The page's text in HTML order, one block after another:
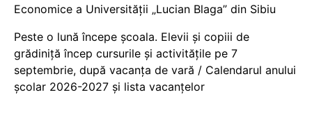
Economice a Universității „Lucian Blaga” din Sibiu
Peste o lună începe școala. Elevii și copiii de
grădiniță încep cursurile și activitățile pe 7
septembrie, după vacanța de vară / Calendarul anului
școlar 2026-2027 și lista vacanțelor